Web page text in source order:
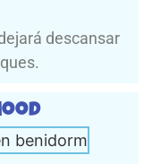
descansar